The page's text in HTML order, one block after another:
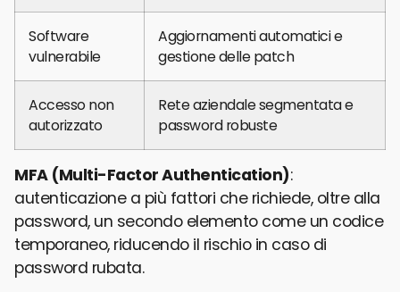
Software
vulnerabile
Aggiornamenti automatici e
gestione delle patch
Accesso non
autorizzato
Rete aziendale segmentata e
password robuste
MFA (Multi-Factor Authentication):
autenticazione a più fattori che richiede, oltre alla
password, un secondo elemento come un codice
temporaneo, riducendo il rischio in caso di
password rubata.